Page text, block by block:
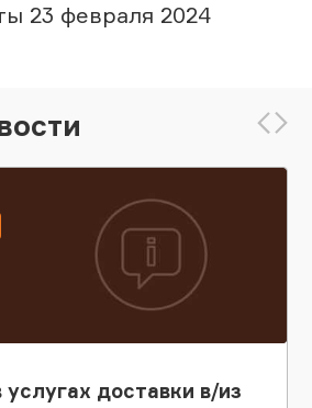
23 февраля 2024
доставки в/из